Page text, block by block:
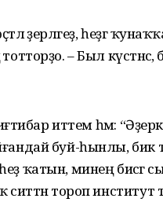
әҙерләгеҙ, һеҙгә
– Был
иттем һәм:
буй-һынлы, бик тә
ҡатын, минең бисәгә
тороп институт